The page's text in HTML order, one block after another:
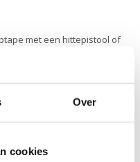
Over
cookies
met een hittepistool of
de step schoon met
eenvoudig op.